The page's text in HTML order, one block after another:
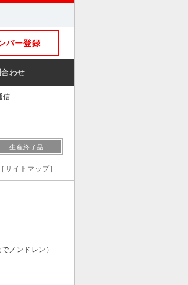
バー登録
わせ
信
生産終了品
［サイトマップ］
ノンドレン）